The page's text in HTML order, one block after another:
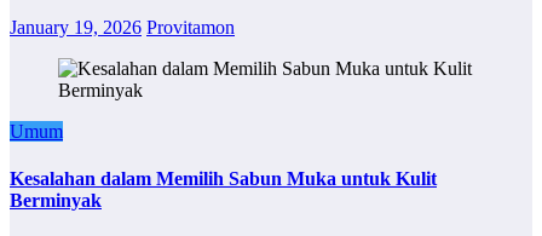
January 19, 2026 Provitamon
Umum
Kesalahan dalam Memilih Sabun Muka untuk Kulit
Berminyak